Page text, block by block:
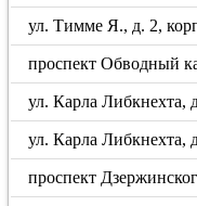
ул. Тимме Я., д. 2,
проспект Обводный
ул. Карла Либкнехта,
ул. Карла Либкнехта,
проспект